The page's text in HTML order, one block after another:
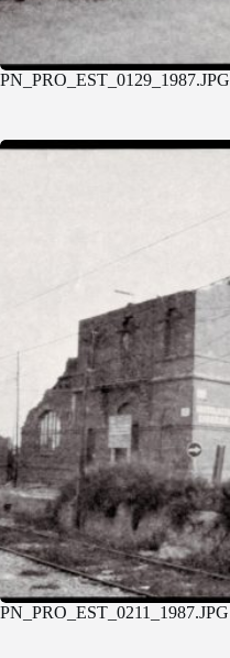
PN_PRO_EST_0129_1987.JPG
PN_PRO_EST_0211_1987.JPG